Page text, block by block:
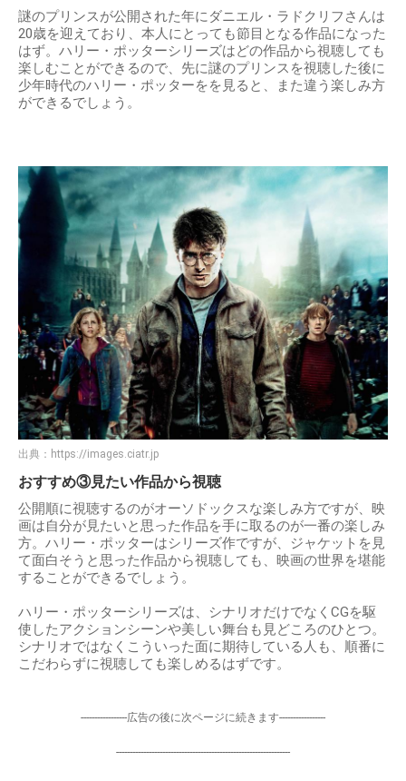
謎のプリンスが公開された年にダニエル・ラドクリフさんは
20歳を迎えており、本人にとっても節目となる作品になった
はず。ハリー・ポッターシリーズはどの作品から視聴しても
楽しむことができるので、先に謎のプリンスを視聴した後に
少年時代のハリー・ポッターをを見ると、また違う楽しみ方
ができるでしょう。
出典： https://images.ciatr.jp
おすすめ③見たい作品から視聴
公開順に視聴するのがオーソドックスな楽しみ方ですが、映
画は自分が見たいと思った作品を手に取るのが一番の楽しみ
方。ハリー・ポッターはシリーズ作ですが、ジャケットを見
て面白そうと思った作品から視聴しても、映画の世界を堪能
することができるでしょう。
ハリー・ポッターシリーズは、シナリオだけでなくCGを駆
使したアクションシーンや美しい舞台も見どころのひとつ。
シナリオではなくこういった面に期待している人も、順番に
こだわらずに視聴しても楽しめるはずです。
-----------------広告の後に次ページに続きます-----------------
----------------------------------------------------------------